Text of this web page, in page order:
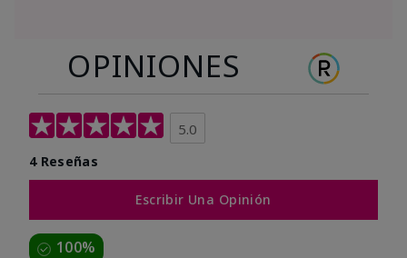
OPINIONES
5.0
4 Reseñas
Escribir Una Opinión
100%